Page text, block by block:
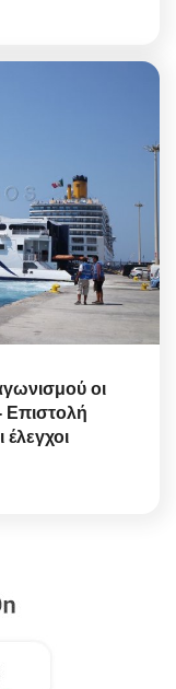
οι
Επιστολή
έλεγχοι